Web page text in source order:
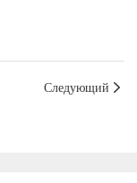
Следующий